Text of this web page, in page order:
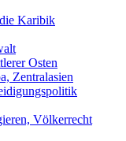
Karibik
Osten
Zentralasien
Völkerrecht